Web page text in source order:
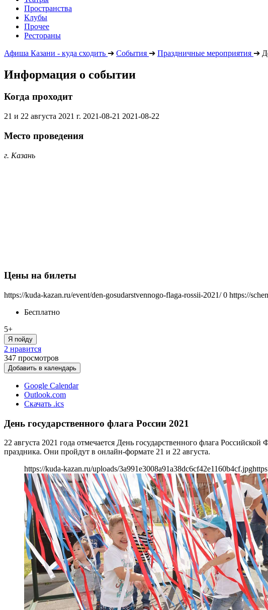
Пространства
Клубы
Прочее
Рестораны
Афиша Казани - куда сходить ➔ События ➔ Праздничные мероприятия ➔
Информация о событии
Когда проходит
21 и 22 августа 2021 г. 2021-08-21 2021-08-22
Место проведения
г. Казань
Цены на билеты
https://kuda-kazan.ru/event/den-gosudarstvennogo-flaga-rossii-2021/ 0 https://
Бесплатно
5+
Я пойду
2 нравится
347 просмотров
Добавить в календарь
Google Calendar
Outlook.com
Скачать .ics
День государственного флага России 2021
22 августа 2021 года отмечается День государственного флага
праздника. Они пройдут в онлайн-формате 21 и 22 августа.
https://kuda-kazan.ru/uploads/3a991e3008a91a38dc6cf42e1160b4cf.jpg